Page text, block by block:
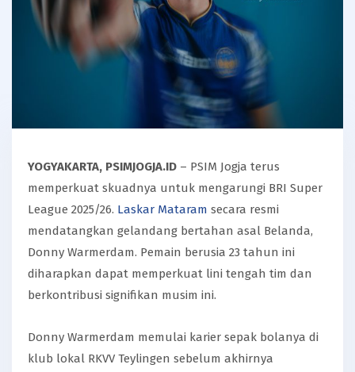
YOGYAKARTA, PSIMJOGJA.ID – PSIM Jogja terus
memperkuat skuadnya untuk mengarungi BRI Super
League 2025/26. Laskar Mataram secara resmi
mendatangkan gelandang bertahan asal Belanda,
Donny Warmerdam. Pemain berusia 23 tahun ini
diharapkan dapat memperkuat lini tengah tim dan
berkontribusi signifikan musim ini.
Donny Warmerdam memulai karier sepak bolanya di
klub lokal RKVV Teylingen sebelum akhirnya